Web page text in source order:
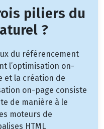
piliers du
?
du référencement
l’optimisation on-
et la création de
on-page consiste
de manière à le
moteurs de
HTML